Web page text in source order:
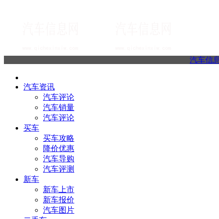
汽车信
汽车资讯
汽车评论
汽车销量
汽车评论
买车
买车攻略
降价优惠
汽车导购
汽车评测
新车
新车上市
新车报价
汽车图片